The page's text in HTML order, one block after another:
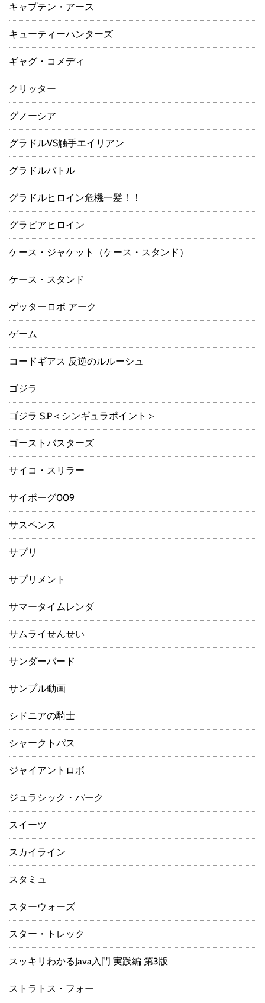
キャプテン・アース
キューティーハンターズ
ギャグ・コメディ
クリッター
グノーシア
グラドルVS触手エイリアン
グラドルバトル
グラドルヒロイン危機一髪！！
グラビアヒロイン
ケース・ジャケット（ケース・スタンド）
ケース・スタンド
ゲッターロボ アーク
ゲーム
コードギアス 反逆のルルーシュ
ゴジラ
ゴジラ S.P＜シンギュラポイント＞
ゴーストバスターズ
サイコ・スリラー
サイボーグ009
サスペンス
サプリ
サプリメント
サマータイムレンダ
サムライせんせい
サンダーバード
サンプル動画
シドニアの騎士
シャークトパス
ジャイアントロボ
ジュラシック・パーク
スイーツ
スカイライン
スタミュ
スターウォーズ
スター・トレック
スッキリわかるJava入門 実践編 第3版
ストラトス・フォー